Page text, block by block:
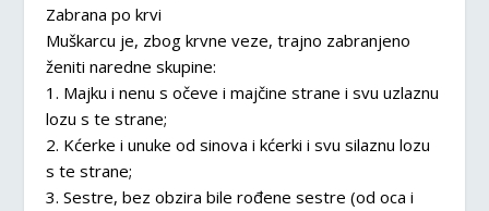
Zabrana po krvi
Muškarcu je, zbog krvne veze, trajno zabranjeno
ženiti naredne skupine:
1. Majku i nenu s očeve i majčine strane i svu uzlaznu
lozu s te strane;
2. Kćerke i unuke od sinova i kćerki i svu silaznu lozu
s te strane;
3. Sestre, bez obzira bile rođene sestre (od oca i